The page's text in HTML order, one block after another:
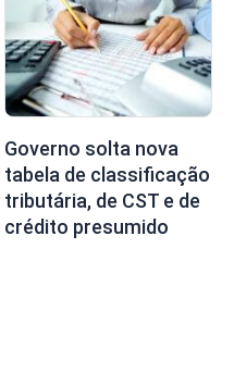
Governo solta nova
tabela de classificação
tributária, de CST e de
crédito presumido